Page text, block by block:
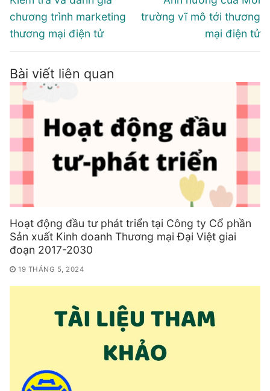
bài
viết
post:
chương trình marketing
thương mại điện tử
post:
trường vĩ mô tới thương
mại điện tử
Bài viết liên quan
Hoạt động đầu tư phát triển tại Công ty Cổ phần
Sản xuất Kinh doanh Thương mại Đại Việt giai
đoạn 2017-2030
19 THÁNG 5, 2024